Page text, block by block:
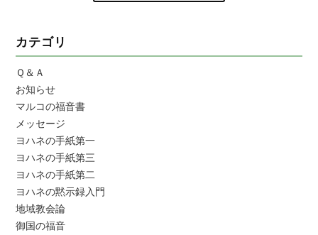
カテゴリ
Ｑ＆Ａ
お知らせ
マルコの福音書
メッセージ
ヨハネの手紙第一
ヨハネの手紙第三
ヨハネの手紙第二
ヨハネの黙示録入門
地域教会論
御国の福音